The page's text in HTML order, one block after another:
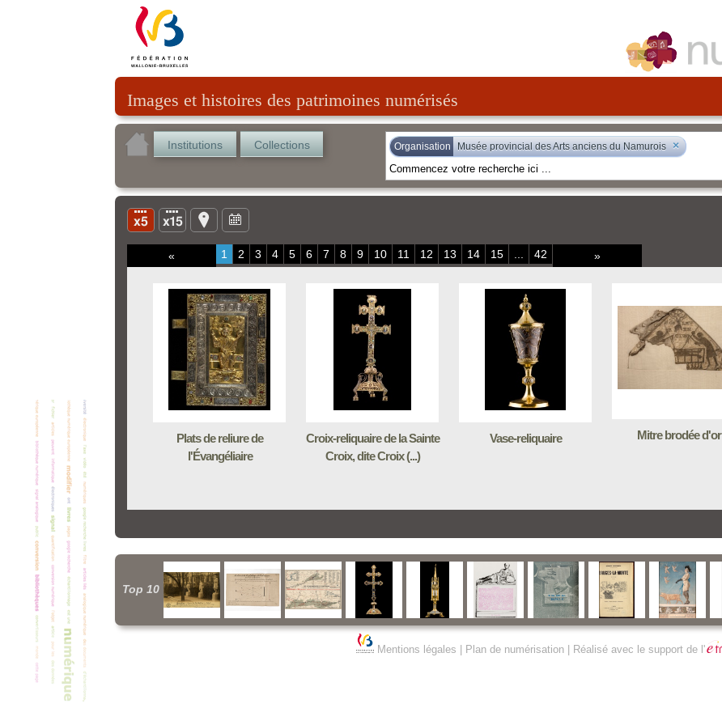
Images et histoires des patrimoines numérisés
Institutions Collections Organisation Musée provincial des Arts anciens du Namurois ×
« 1 2 3 4 5 6 7 8 9 10 11 12 13 14 15 42 »
Plats de reliure de
l'Évangéliaire
Croix-reliquaire de la Sainte
Croix, dite Croix (...)
Vase-reliquaire Mitre brodée d'or
Top 10
Mentions légales Plan de numérisation| Réalisé avec le support de l'